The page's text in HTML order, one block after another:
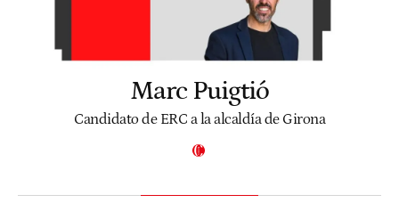
Marc Puigtió
Candidato de ERC a la alcaldía de Girona